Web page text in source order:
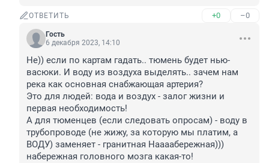
ОТВЕТИТЬ +0 –0
Гость
6 декабря 2023, 14:10
Не)) если по картам гадать.. тюмень будет нью-
васюки. И воду из воздуха выделять.. зачем нам
река как основная снабжающая артерия?
Это для людей: вода и воздух - залог жизни и
первая необходимость!
А для тюменцев (если следовать опросам) - воду в
трубопроводе (не жижу, за которую мы платим, а
ВОДУ) заменяет - гранитная Наааабережная)))
набережная головного мозга какая-то!